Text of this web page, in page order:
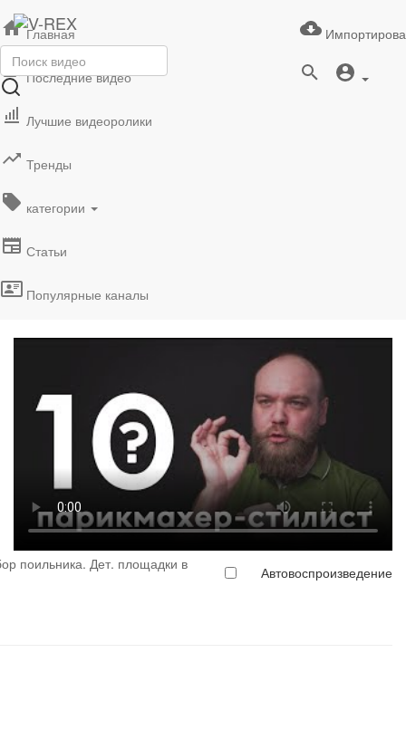
Главная
Последние видео
Лучшие видеоролики
Тренды
категории
Статьи
Популярные каналы
Автовоспроизведение
поильника. Дет. площадки в